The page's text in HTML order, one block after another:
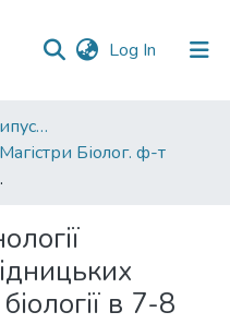
Log In (current)
01. Кваліфікаційні випускні роботи здобувачів вищої освіти
Магістри Біолог. ф-т
в 7-8 класах
в 7-8